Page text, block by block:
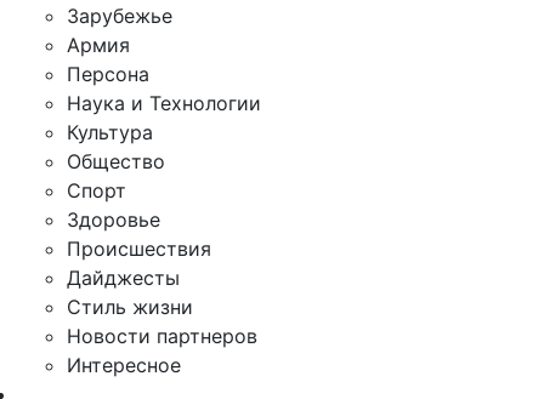
Зарубежье
Армия
Персона
Наука и Технологии
Культура
Общество
Спорт
Здоровье
Происшествия
Дайджесты
Стиль жизни
Новости партнеров
Интересное